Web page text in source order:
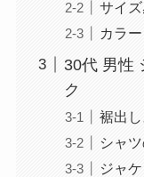
サイ
カラ
30代 男性
ク
裾出
シャ
ジャ